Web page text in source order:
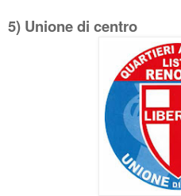
5) Unione di centro